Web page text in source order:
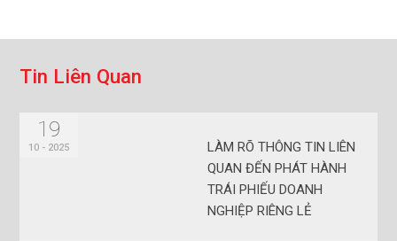
Tin Liên Quan
19
10 - 2025
LÀM RÕ THÔNG TIN LIÊN
QUAN ĐẾN PHÁT HÀNH
TRÁI PHIẾU DOANH
NGHIỆP RIÊNG LẺ